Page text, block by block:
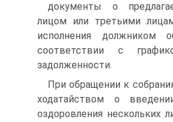
документы о
лицом или третьими
исполнения должником
соответствии с
задолженности.
При обращении к
ходатайством о
оздоровления нескольких